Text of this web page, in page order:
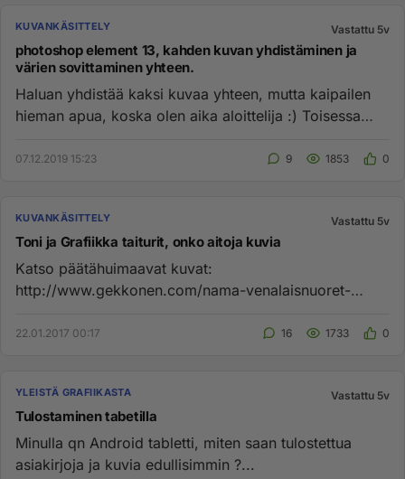
KUVANKÄSITTELY Vastattu 5v
photoshop element 13, kahden kuvan yhdistäminen ja
värien sovittaminen yhteen.
Haluan yhdistää kaksi kuvaa yhteen, mutta kaipailen
hieman apua, koska olen aika aloittelija :) Toisessa
07.12.2019 15:23 9 1853 0
KUVANKÄSITTELY Vastattu 5v
Toni ja Grafiikka taiturit, onko aitoja kuvia
Katso päätähuimaavat kuvat:
http://www.gekkonen.com/nama-venalaisnuoret-
22.01.2017 00:17 16 1733 0
YLEISTÄ GRAFIIKASTA Vastattu 5v
Tulostaminen tabetilla
Minulla qn Android tabletti, miten saan tulostettua
asiakirjoja ja kuvia edullisimmin ?...